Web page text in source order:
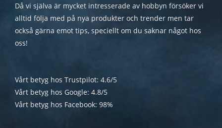
Då vi själva är mycket intresserade av hobbyn försöker vi
alltid följa med på nya produkter och trender men tar
också gärna emot tips, speciellt om du saknar något hos
oss!
Vårt betyg hos Trustpilot: 4.6/5
Vårt betyg hos Google: 4.8/5
Vårt betyg hos Facebook: 98%